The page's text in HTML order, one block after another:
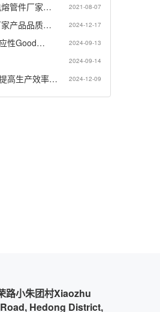
熔管件厂家… 2021-08-07
家产品品质… 2024-12-17
性Good… 2024-09-13
2024-09-14
高生产效率… 2024-12-09
路小朱团村Xiaozhu
Hedong District,